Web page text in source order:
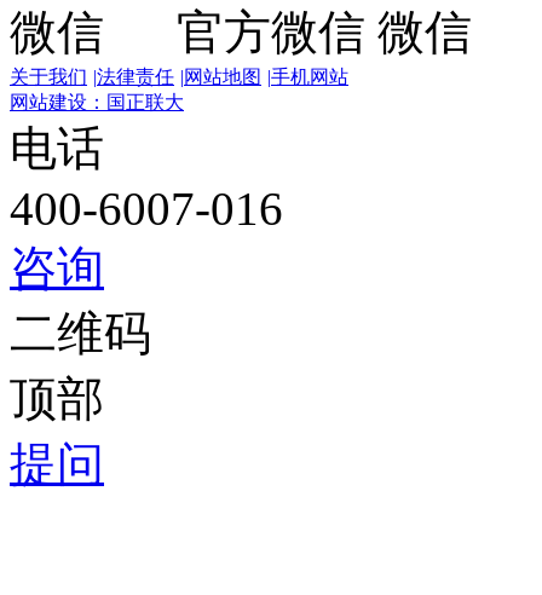
官方微信
关于我们 |法律责任 |网站地图 |手机网站
网站建设：国正联大
电话
400-6007-016
咨询
二维码
顶部
提问